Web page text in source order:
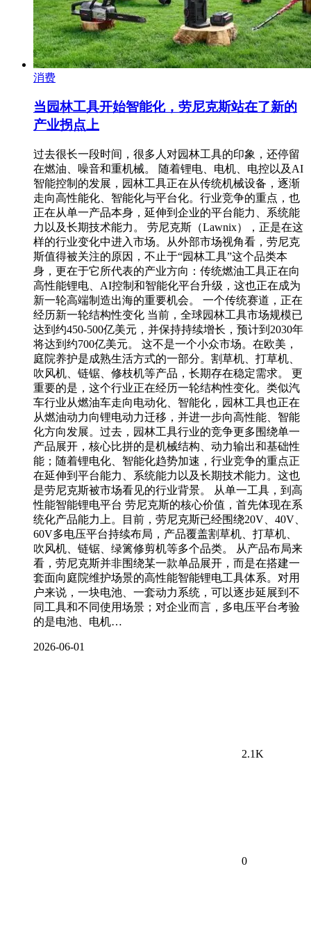
消费
当园林工具开始智能化，劳尼克斯站在了新的
产业拐点上
过去很长一段时间，很多人对园林工具的印象，还停留
在燃油、噪音和重机械。 随着锂电、电机、电控以及AI
智能控制的发展，园林工具正在从传统机械设备，逐渐
走向高性能化、智能化与平台化。行业竞争的重点，也
正在从单一产品本身，延伸到企业的平台能力、系统能
力以及长期技术能力。 劳尼克斯（Lawnix），正是在这
样的行业变化中进入市场。从外部市场视角看，劳尼克
斯值得被关注的原因，不止于“园林工具”这个品类本
身，更在于它所代表的产业方向：传统燃油工具正在向
高性能锂电、AI控制和智能化平台升级，这也正在成为
新一轮高端制造出海的重要机会。 一个传统赛道，正在
经历新一轮结构性变化 当前，全球园林工具市场规模已
达到约450-500亿美元，并保持持续增长，预计到2030年
将达到约700亿美元。 这不是一个小众市场。在欧美，
庭院养护是成熟生活方式的一部分。割草机、打草机、
吹风机、链锯、修枝机等产品，长期存在稳定需求。 更
重要的是，这个行业正在经历一轮结构性变化。类似汽
车行业从燃油车走向电动化、智能化，园林工具也正在
从燃油动力向锂电动力迁移，并进一步向高性能、智能
化方向发展。过去，园林工具行业的竞争更多围绕单一
产品展开，核心比拼的是机械结构、动力输出和基础性
能；随着锂电化、智能化趋势加速，行业竞争的重点正
在延伸到平台能力、系统能力以及长期技术能力。这也
是劳尼克斯被市场看见的行业背景。 从单一工具，到高
性能智能锂电平台 劳尼克斯的核心价值，首先体现在系
统化产品能力上。目前，劳尼克斯已经围绕20V、40V、
60V多电压平台持续布局，产品覆盖割草机、打草机、
吹风机、链锯、绿篱修剪机等多个品类。 从产品布局来
看，劳尼克斯并非围绕某一款单品展开，而是在搭建一
套面向庭院维护场景的高性能智能锂电工具体系。对用
户来说，一块电池、一套动力系统，可以逐步延展到不
同工具和不同使用场景；对企业而言，多电压平台考验
的是电池、电机…
2026-06-01
2.1K
0